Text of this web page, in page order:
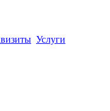
Услуги